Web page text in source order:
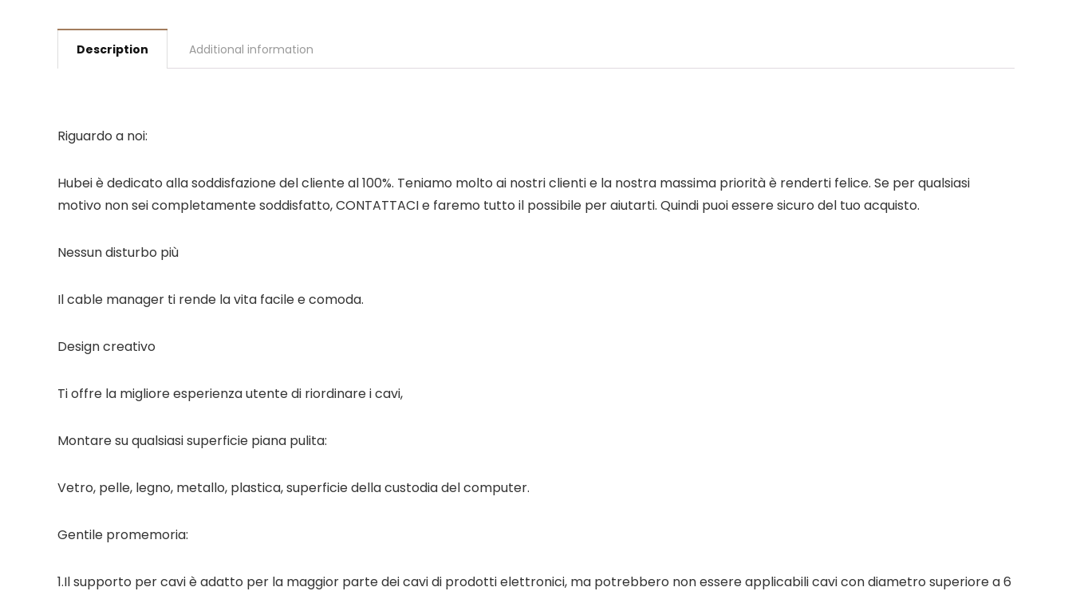
Description Additional information
Riguardo a noi:
Hubei è dedicato alla soddisfazione del cliente al 100%. Teniamo molto ai nostri clienti e la nostra massima priorità è renderti felice. Se per qualsiasi
motivo non sei completamente soddisfatto, CONTATTACI e faremo tutto il possibile per aiutarti. Quindi puoi essere sicuro del tuo acquisto.
Nessun disturbo più
Il cable manager ti rende la vita facile e comoda.
Design creativo
Ti offre la migliore esperienza utente di riordinare i cavi,
Montare su qualsiasi superficie piana pulita:
Vetro, pelle, legno, metallo, plastica, superficie della custodia del computer.
Gentile promemoria:
1.Il supporto per cavi è adatto per la maggior parte dei cavi di prodotti elettronici, ma potrebbero non essere applicabili cavi con diametro superiore a 6